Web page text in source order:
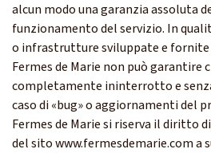
alcun modo una garanzia assoluta
funzionamento del servizio. In
o infrastrutture sviluppate e fornite
Fermes de Marie non può garantire
completamente ininterrotto e
caso di «bug» o aggiornamenti del
Fermes de Marie si riserva il diritto
del sito www.fermesdemarie.com a